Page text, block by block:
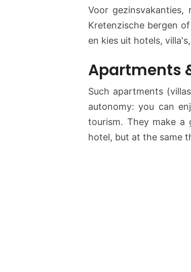
Voor gezinsvakanties,
Kretenzische bergen
en kies uit hotels,
Apartments
Such apartments
autonomy: you can
tourism. They make
hotel, but at the same